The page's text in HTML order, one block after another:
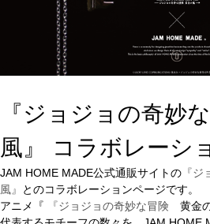
『ジョジョの奇妙
風』 コラボレーシ
JAM HOME MADE公式通販サイトの 『
風』
とのコラボレーションページです。
アニメ『
『ジョジョの奇妙な冒険 黄金